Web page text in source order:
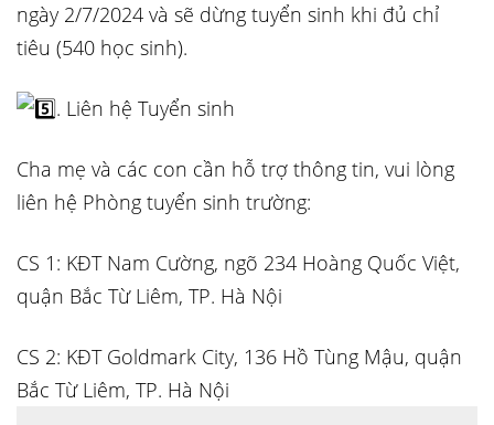
ngày 2/7/2024 và sẽ dừng tuyển sinh khi đủ chỉ
tiêu (540 học sinh).
. Liên hệ Tuyển sinh
Cha mẹ và các con cần hỗ trợ thông tin, vui lòng
liên hệ Phòng tuyển sinh trường:
CS 1: KĐT Nam Cường, ngõ 234 Hoàng Quốc Việt,
quận Bắc Từ Liêm, TP. Hà Nội
CS 2: KĐT Goldmark City, 136 Hồ Tùng Mậu, quận
Bắc Từ Liêm, TP. Hà Nội